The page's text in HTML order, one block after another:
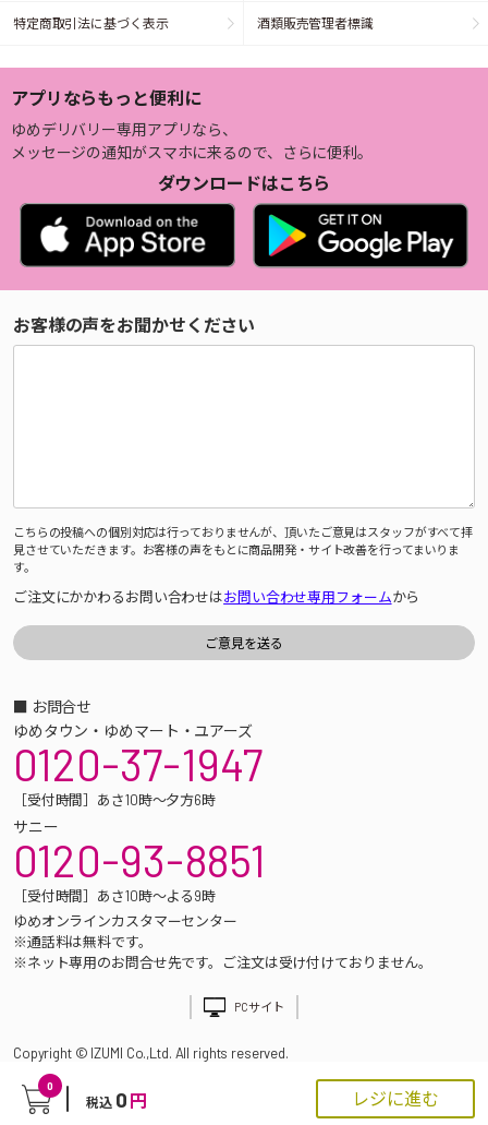
0
税込 0 円 レジに進む
特定商取引法に基づく表示 酒類販売管理者標識
アプリならもっと便利に
ゆめデリバリー専用アプリなら、
メッセージの通知がスマホに来るので、さらに便利。
ダウンロードはこちら
お客様の声をお聞かせください
こちらの投稿への個別対応は行っておりませんが、頂いたご意見はスタッフがすべて拝
見させていただきます。お客様の声をもとに商品開発・サイト改善を行ってまいりま
す。
ご注文にかかわるお問い合わせはお問い合わせ専用フォームから
■ お問合せ
ゆめタウン・ゆめマート・ユアーズ
0120-37-1947
［受付時間］あさ10時～夕方6時
サニー
0120-93-8851
［受付時間］あさ10時～よる9時
ゆめオンラインカスタマーセンター
※通話料は無料です。
※ネット専用のお問合せ先です。ご注文は受け付けておりません。
PCサイト
Copyright © IZUMI Co.,Ltd. All rights reserved.